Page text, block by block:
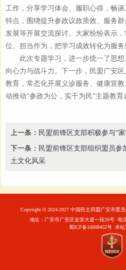
工作，分享学习体会、履职心得，畅
特点，围绕提升参政议政质效、服务
发展等开展交流探讨。大家纷纷表示
位、担当作为，把学习成效转化为服务
此次专题学习，进一步统一了思
向心力与战斗力。下一步，民盟广安
教育，常态化开展义诊服务、健康宣
动推动“参政为公，实干为民”主题教育
上一条： 民盟前锋区支部积极参与“家教伴
下一条： 民盟前锋区支部组织盟员参
土文化风采
Copyright©2024-2027 中国民主同盟广安市委
地址：广安市广安区金安大道一段26号 电
蜀ICP备16008452号本站